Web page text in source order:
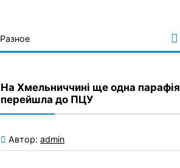
Разное
На Хмельниччині ще одна парафія
перейшла до ПЦУ
Автор: admin